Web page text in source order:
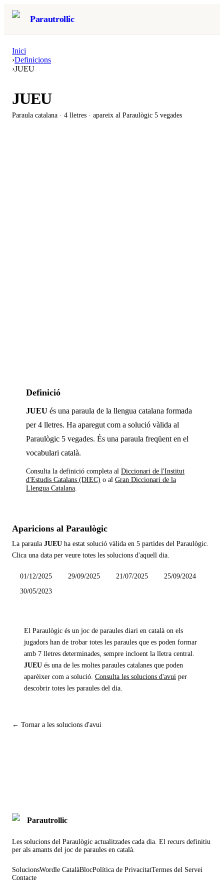
Parautrollic
Inici
›Definicions
›JUEU
JUEU
Paraula catalana · 4 lletres · apareix al Paraulògic 5 vegades
Definició
JUEU és una paraula de la llengua catalana formada
per 4 lletres. Ha aparegut com a solució vàlida al
Paraulògic 5 vegades. És una paraula freqüent en el
vocabulari català.
Consulta la definició completa al Diccionari de l'Institut
d'Estudis Catalans (DIEC) o al Gran Diccionari de la
Llengua Catalana
Aparicions al Paraulògic
La paraula JUEU ha estat solució vàlida en 5 partides del Paraulògic.
Clica una data per veure totes les solucions d'aquell dia.
01/12/2025 29/09/2025 21/07/2025
25/09/2024
30/05/2023
El Paraulògic és un joc de paraules diari en català on els
jugadors han de trobar totes les paraules que es poden formar
amb 7 lletres determinades, sempre incloent la lletra central.
JUEU és una de les moltes paraules catalanes que poden
aparèixer com a solució. Consulta les solucions d'avui per
descobrir totes les paraules del dia.
← Tornar a les solucions d'avui
Parautrollic
Les solucions del Paraulògic actualitzades cada dia. El recurs definitiu
per als amants del joc de paraules en català.
SolucionsWordle CatalàBlocPolítica de PrivacitatTermes del Servei
Contacte